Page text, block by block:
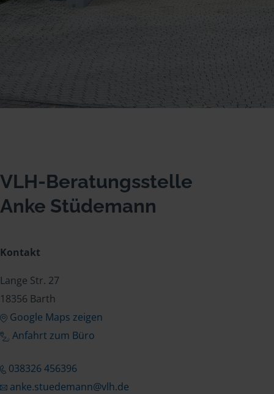
VLH-Beratungsstelle
Anke Stüdemann
Kontakt
Lange Str. 27
18356 Barth
Google Maps zeigen
Anfahrt zum Büro
038326 456396
anke.stuedemann@vlh.de